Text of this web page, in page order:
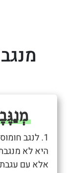
1. לנגב
היא לא
אלא עם